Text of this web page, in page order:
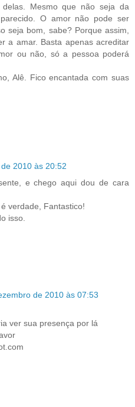
Mesmo que não seja da
O amor não pode ser
seja bom, sabe? Porque assim,
a amar. Basta apenas acreditar
ou não, só a pessoa poderá
Alê. Fico encantada com suas
2010 às 20:52
e chego aqui dou de cara
verdade, Fantastico!
isso.
de 2010 às 07:53
ver sua presença por lá